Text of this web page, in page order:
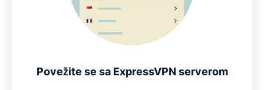
Povežite se sa ExpressVPN serverom